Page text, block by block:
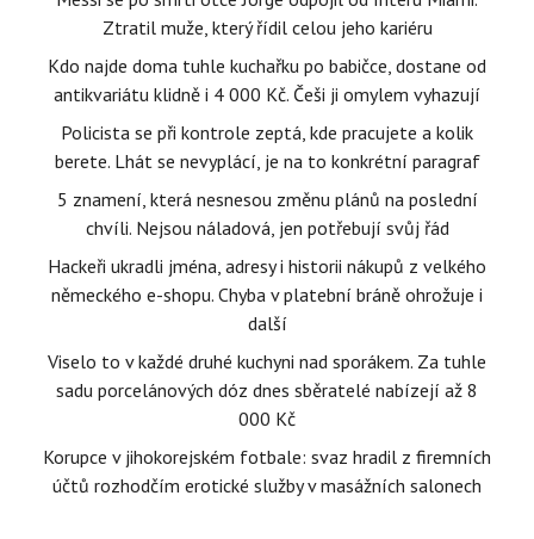
Ztratil muže, který řídil celou jeho kariéru
Kdo najde doma tuhle kuchařku po babičce, dostane od
antikvariátu klidně i 4 000 Kč. Češi ji omylem vyhazují
Policista se při kontrole zeptá, kde pracujete a kolik
berete. Lhát se nevyplácí, je na to konkrétní paragraf
5 znamení, která nesnesou změnu plánů na poslední
chvíli. Nejsou náladová, jen potřebují svůj řád
Hackeři ukradli jména, adresy i historii nákupů z velkého
německého e-shopu. Chyba v platební bráně ohrožuje i
další
Viselo to v každé druhé kuchyni nad sporákem. Za tuhle
sadu porcelánových dóz dnes sběratelé nabízejí až 8
000 Kč
Korupce v jihokorejském fotbale: svaz hradil z firemních
účtů rozhodčím erotické služby v masážních salonech